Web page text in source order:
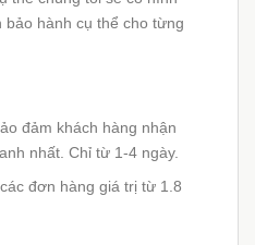
hành cụ thể cho từng
đảm khách hàng nhận
nhất. Chỉ từ 1-4 ngày.
đơn hàng giá trị từ 1.8